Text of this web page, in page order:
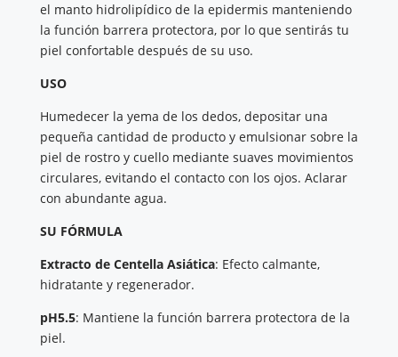
el manto hidrolipídico de la epidermis manteniendo
la función barrera protectora, por lo que sentirás tu
piel confortable después de su uso.
USO
Humedecer la yema de los dedos, depositar una
pequeña cantidad de producto y emulsionar sobre la
piel de rostro y cuello mediante suaves movimientos
circulares, evitando el contacto con los ojos. Aclarar
con abundante agua.
SU FÓRMULA
Extracto de Centella Asiática: Efecto calmante,
hidratante y regenerador.
pH5.5: Mantiene la función barrera protectora de la
piel.